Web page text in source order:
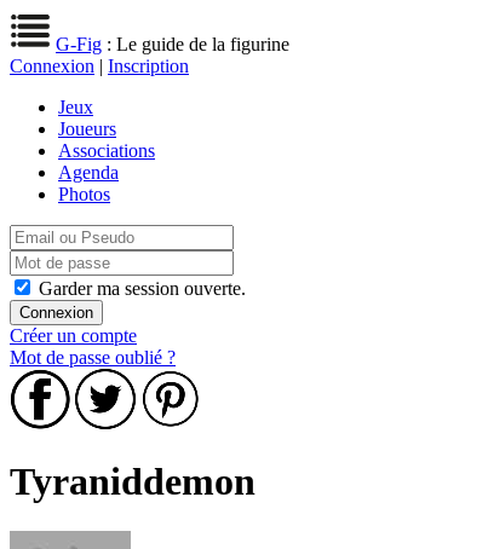
G-Fig : Le guide de la figurine
Connexion | Inscription
Jeux
Joueurs
Associations
Agenda
Photos
Garder ma session ouverte.
Créer un compte
Mot de passe oublié ?
Tyraniddemon